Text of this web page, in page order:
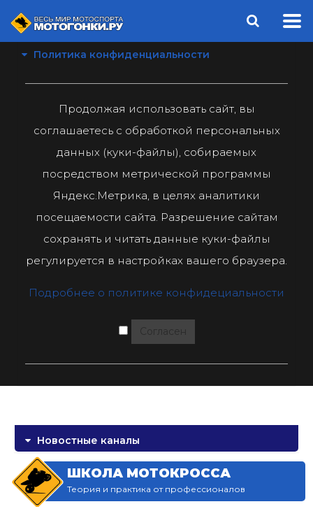
Политика конфиденциальности
Продолжая использовать сайт, вы
соглашаетесь с обработкой персональных
данных (куки-файлы), собираемых
посредством метрической программы
Яндекс.Метрика, в целях аналитики
посещаемости сайта. Разрешение сайтам
сохранять и читать данные куки-файлы
регулируется в настройках вашего браузера.
Подробнее о политике конфидециальности
Согласен
Новостные каналы
ШКОЛА МОТОКРОССА
Теория и практика от профессионалов